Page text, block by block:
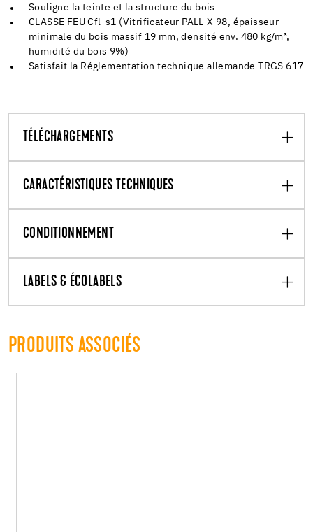
Souligne la teinte et la structure du bois
CLASSE FEU Cfl-s1 (Vitrificateur PALL-X 98, épaisseur
minimale du bois massif 19 mm, densité env. 480 kg/m³,
humidité du bois 9%)
Satisfait la Réglementation technique allemande TRGS 617
TÉLÉCHARGEMENTS
CARACTÉRISTIQUES TECHNIQUES
CONDITIONNEMENT
LABELS & ÉCOLABELS
PRODUITS ASSOCIÉS